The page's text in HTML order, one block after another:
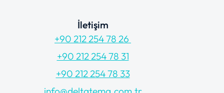
İletişim
+90 212 254 78 26
+90 212 254 78 31
+90 212 254 78 33